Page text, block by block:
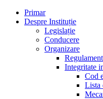
Primar
Despre Instituție
Legislație
Conducere
Organizare
Integritate
Cod
Lista